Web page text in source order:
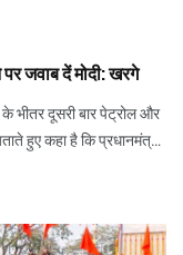
जवाब दें मोदी: खरगे
भीतर दूसरी बार पेट्रोल और
हुए कहा है कि प्रधानमंत्री
खरगे ने मंगलवार को सोशल म